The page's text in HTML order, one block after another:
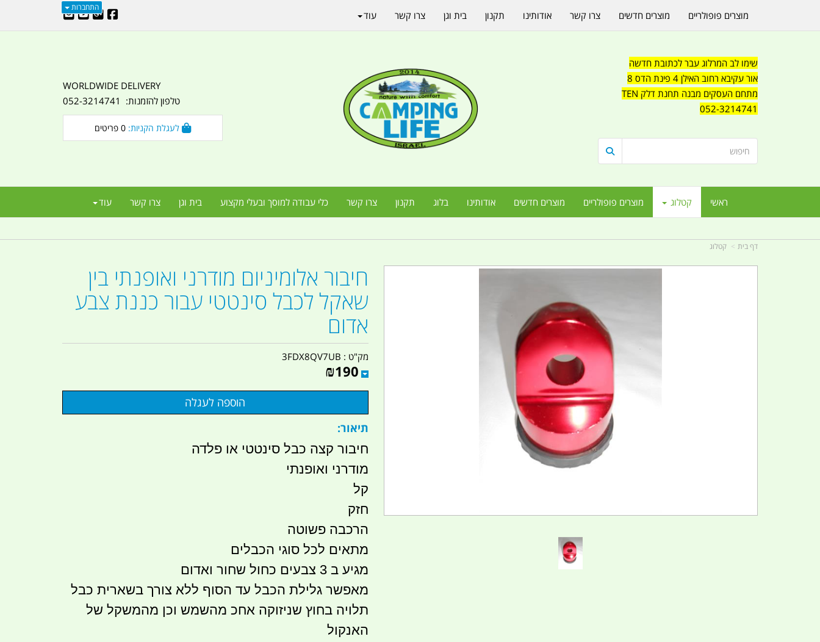
התחברות
שימו לב המרלוג עבר לכתובת חדשה
אור עקיבא רחוב האילן 4 פינת הדס 8
מתחם העסקים מבנה תחנת דלק TEN
052-3214741
WORLDWIDE DELIVERY
טלפון להזמנות: 052-3214741
0
ראשי קטלוג מוצרים פופולריים מוצרים חדשים אודותינו בלוג תקנון צרו קשר כלי עבודה למוסך ובעלי מקצוע בית וגן צרו קשר עוד
מוצרים פופולריים מוצרים חדשים צרו קשר אודותינו תקנון בית וגן צרו קשר עוד
דף בית קטלוג
חיבור אלומיניום מודרני ואופנתי בין
שאקל לכבל סינטטי עבור כננת צבע
אדום
מק"ט : 3FDX8QV7UB
₪190
תיאור:
חיבור קצה כבל סינטטי או פלדה
מודרני ואופנתי
קל
חזק
הרכבה פשוטה
מתאים לכל סוגי הכבלים
מגיע ב 3 צבעים כחול שחור ואדום
מאפשר גלילת הכבל עד הסוף ללא צורך בשארית כבל
תלויה בחוץ שניזוקה אחכ מהשמש וכן מהמשקל של
האנקול